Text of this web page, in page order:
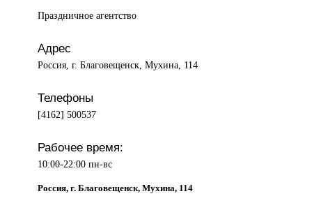
Праздничное агентство
Адрес
Россия, г. Благовещенск, Мухина, 114
Телефоны
[4162] 500537
Рабочее время:
10:00-22:00 пн-вс
Россия, г. Благовещенск, Мухина, 114